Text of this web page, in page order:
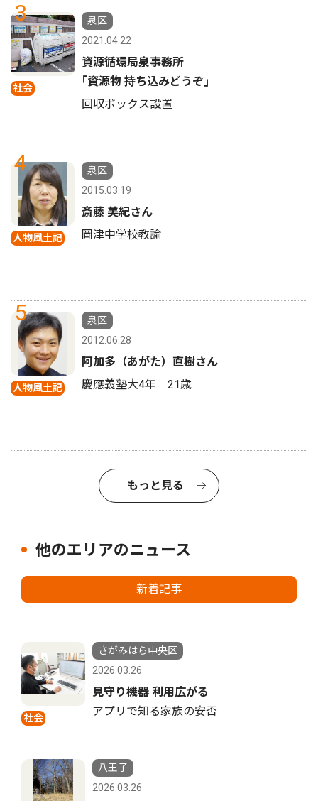
3
社会
泉区
2021.04.22
資源循環局泉事務所
｢資源物 持ち込みどうぞ｣
回収ボックス設置
4
人物風土記
泉区
2015.03.19
斎藤 美紀さん
岡津中学校教諭
5
人物風土記
泉区
2012.06.28
阿加多（あがた）直樹さん
慶應義塾大4年 21歳
もっと見る
他のエリアのニュース
新着記事
社会
さがみはら中央区
2026.03.26
見守り機器 利用広がる
アプリで知る家族の安否
八王子
2026.03.26